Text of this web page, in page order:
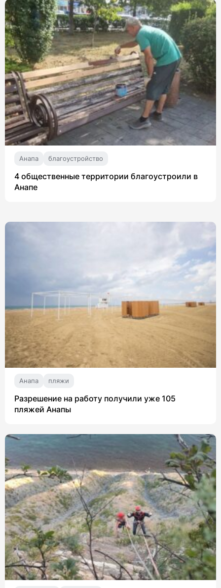
Анапа благоустройство
4 общественные территории благоустроили в
Анапе
Анапа пляжи
Разрешение на работу получили уже 105
пляжей Анапы